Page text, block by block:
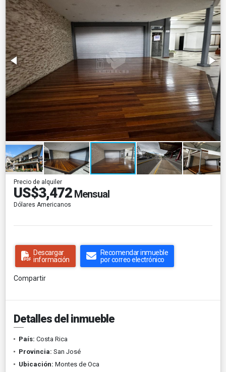
Precio de alquiler
US$3,472 Mensual
Dólares Americanos
Descargar
información
Recomendar inmueble
por correo electrónico
Compartir
Detalles del inmueble
País: Costa Rica
Provincia: San José
Ubicación: Montes de Oca